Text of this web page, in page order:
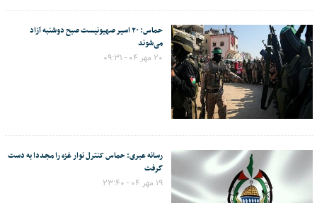
حماس: ۲۰ اسیر صهیونیست صبح دوشنبه آزاد
می‌شوند
۲۰ مهر ۰۴ - ۰۹:۳۱
رسانه عبری: حماس کنترل نوار غزه را مجددا به دست
گرفت
۱۹ مهر ۰۴ - ۲۳:۴۰